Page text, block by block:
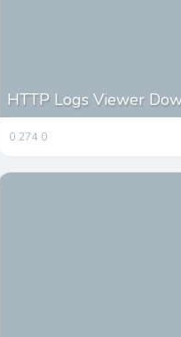
HTTP Logs Viewer
0 274 0